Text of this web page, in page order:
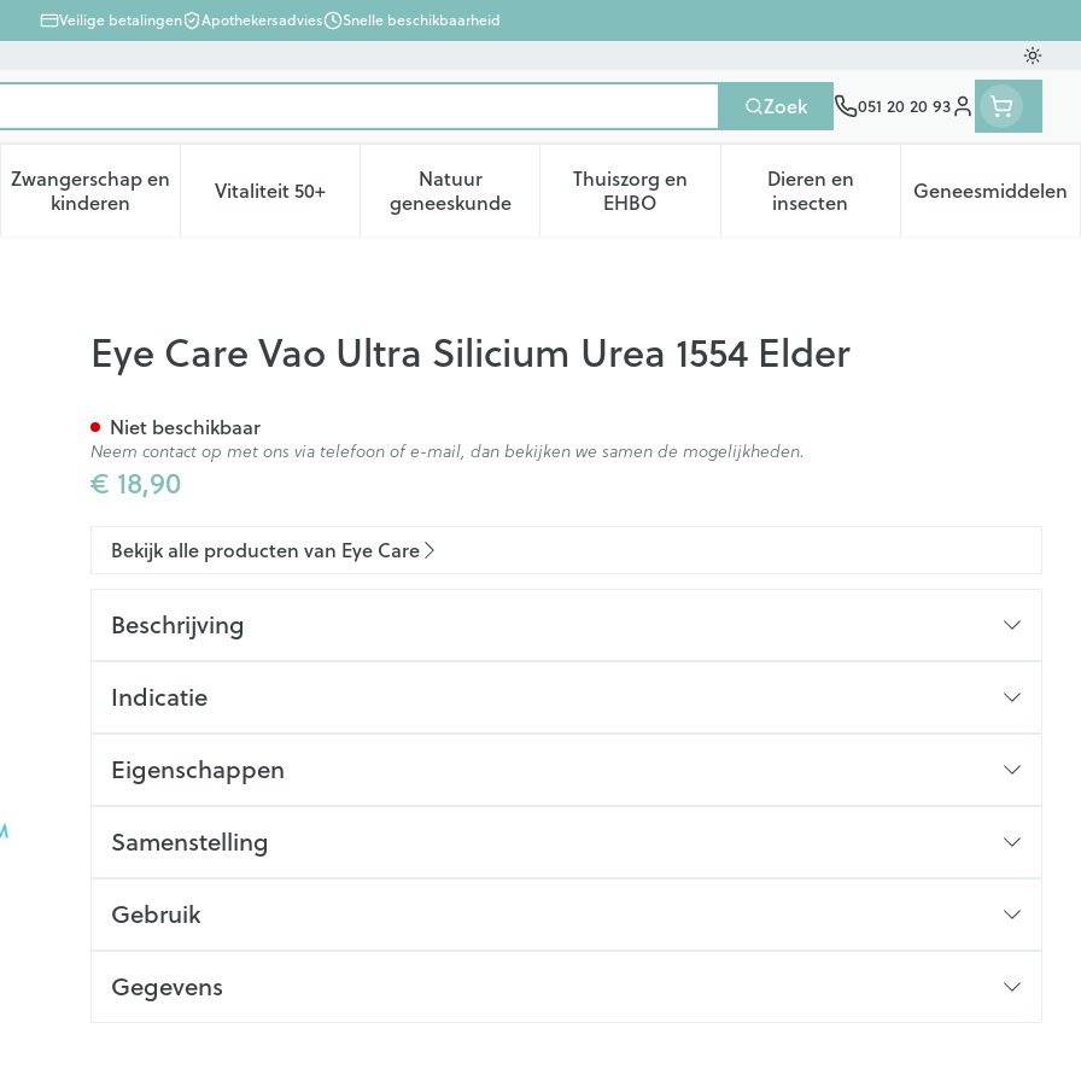
Veilige betalingen Apothekersadvies Snelle beschikbaarheid
Zoek 051 20 20 93
Klant menu
verzorging en hygiëne categorie
voor Dieet, voeding en vitamines categorie
Zwangerschap en
kinderenToon submenu voor Zwangerschap en kinderen categorie
Vitaliteit 50+Toon submenu voor Vitaliteit 50+ categorie
Natuur
geneeskundeToon submenu voor Natuur geneeskunde categorie
Thuiszorg en
EHBOToon submenu voor Thuiszorg en EHBO categorie
Dieren en
insectenToon submenu voor Dieren
Geneesmiddelen
Toon
1554 Elder
Eye Care Vao Ultra Silicium Urea 1554 Elder
€ 18,90
Niet beschikbaar
Neem contact op met ons via telefoon of e-mail, dan bekijken we samen de mogelijkheden.
Bekijk alle producten van Eye Care
Beschrijving
Indicatie
Eigenschappen
Samenstelling
Gebruik
Gegevens